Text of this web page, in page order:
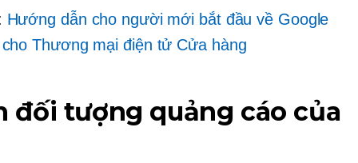
Hướng dẫn cho người mới bắt đầu về Google
choThương mại điện tử Cửa hàng
đối tượng quảng cáo của